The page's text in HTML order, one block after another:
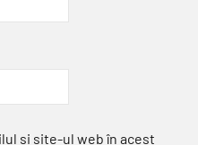
și site-ul web în acest